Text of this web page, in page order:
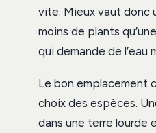
vite. Mieux vaut donc
moins de plants
qui demande de l’eau
Le bon emplacement
choix des espèces.
dans une terre lourde